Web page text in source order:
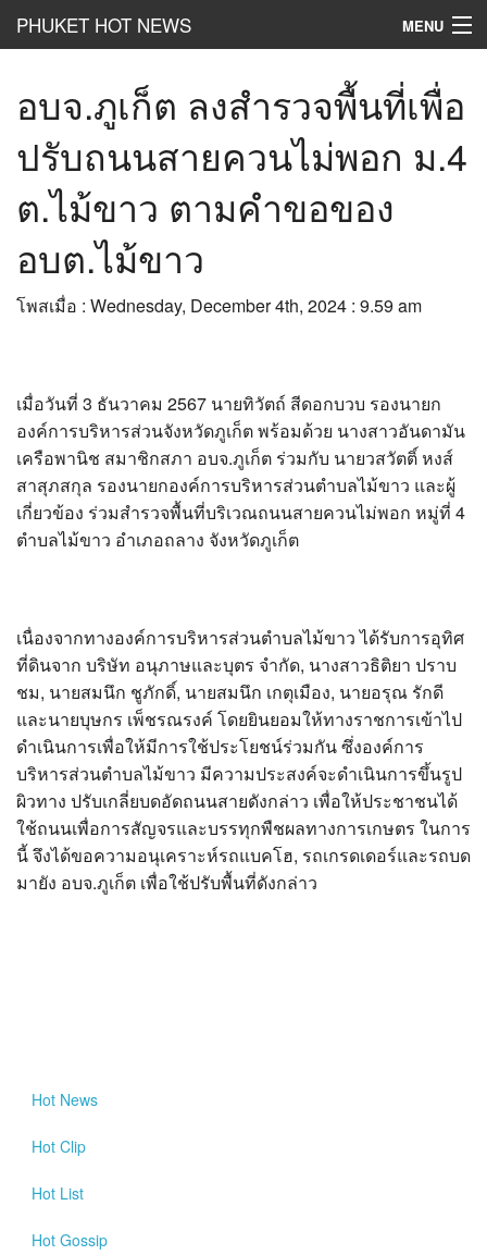
PHUKET HOT NEWS MENU
Hot Clip
Hot List
Hot Gossip
HotBusiness
เที่ยว ชิม ช๊อป
PR News
อยากบอกอยากเล่า
?>
อบจ.ภูเก็ต ลงสำรวจพื้นที่เพื่อ
ปรับถนนสายควนไม่พอก ม.4
ต.ไม้ขาว ตามคำขอของ
อบต.ไม้ขาว
โพสเมื่อ : Wednesday, December 4th, 2024 : 9.59 am
เมื่อวันที่ 3 ธันวาคม 2567 นายทิวัตถ์ สีดอกบวบ รองนายก
องค์การบริหารส่วนจังหวัดภูเก็ต พร้อมด้วย นางสาวอันดามัน
เครือพานิช สมาชิกสภา อบจ.ภูเก็ต ร่วมกับ นายวสวัตติ์ หงส์
สาสุภสกุล รองนายกองค์การบริหารส่วนตำบลไม้ขาว และผู้
เกี่ยวข้อง ร่วมสำรวจพื้นที่บริเวณถนนสายควนไม่พอก หมู่ที่ 4
ตำบลไม้ขาว อำเภอถลาง จังหวัดภูเก็ต
เนื่องจากทางองค์การบริหารส่วนตำบลไม้ขาว ได้รับการอุทิศ
ที่ดินจาก บริษัท อนุภาษและบุตร จำกัด, นางสาวธิติยา ปราบ
ชม, นายสมนึก ชูภักดิ์, นายสมนึก เกตุเมือง, นายอรุณ รักดี
และนายบุษกร เพ็ชรณรงค์ โดยยินยอมให้ทางราชการเข้าไป
ดำเนินการเพื่อให้มีการใช้ประโยชน์ร่วมกัน ซึ่งองค์การ
บริหารส่วนตำบลไม้ขาว มีความประสงค์จะดำเนินการขึ้นรูป
ผิวทาง ปรับเกลี่ยบดอัดถนนสายดังกล่าว เพื่อให้ประชาชนได้
ใช้ถนนเพื่อการสัญจรและบรรทุกพืชผลทางการเกษตร ในการ
นี้ จึงได้ขอความอนุเคราะห์รถแบคโฮ, รถเกรดเดอร์และรถบด
มายัง อบจ.ภูเก็ต เพื่อใช้ปรับพื้นที่ดังกล่าว
Hot News
Hot Clip
Hot List
Hot Gossip